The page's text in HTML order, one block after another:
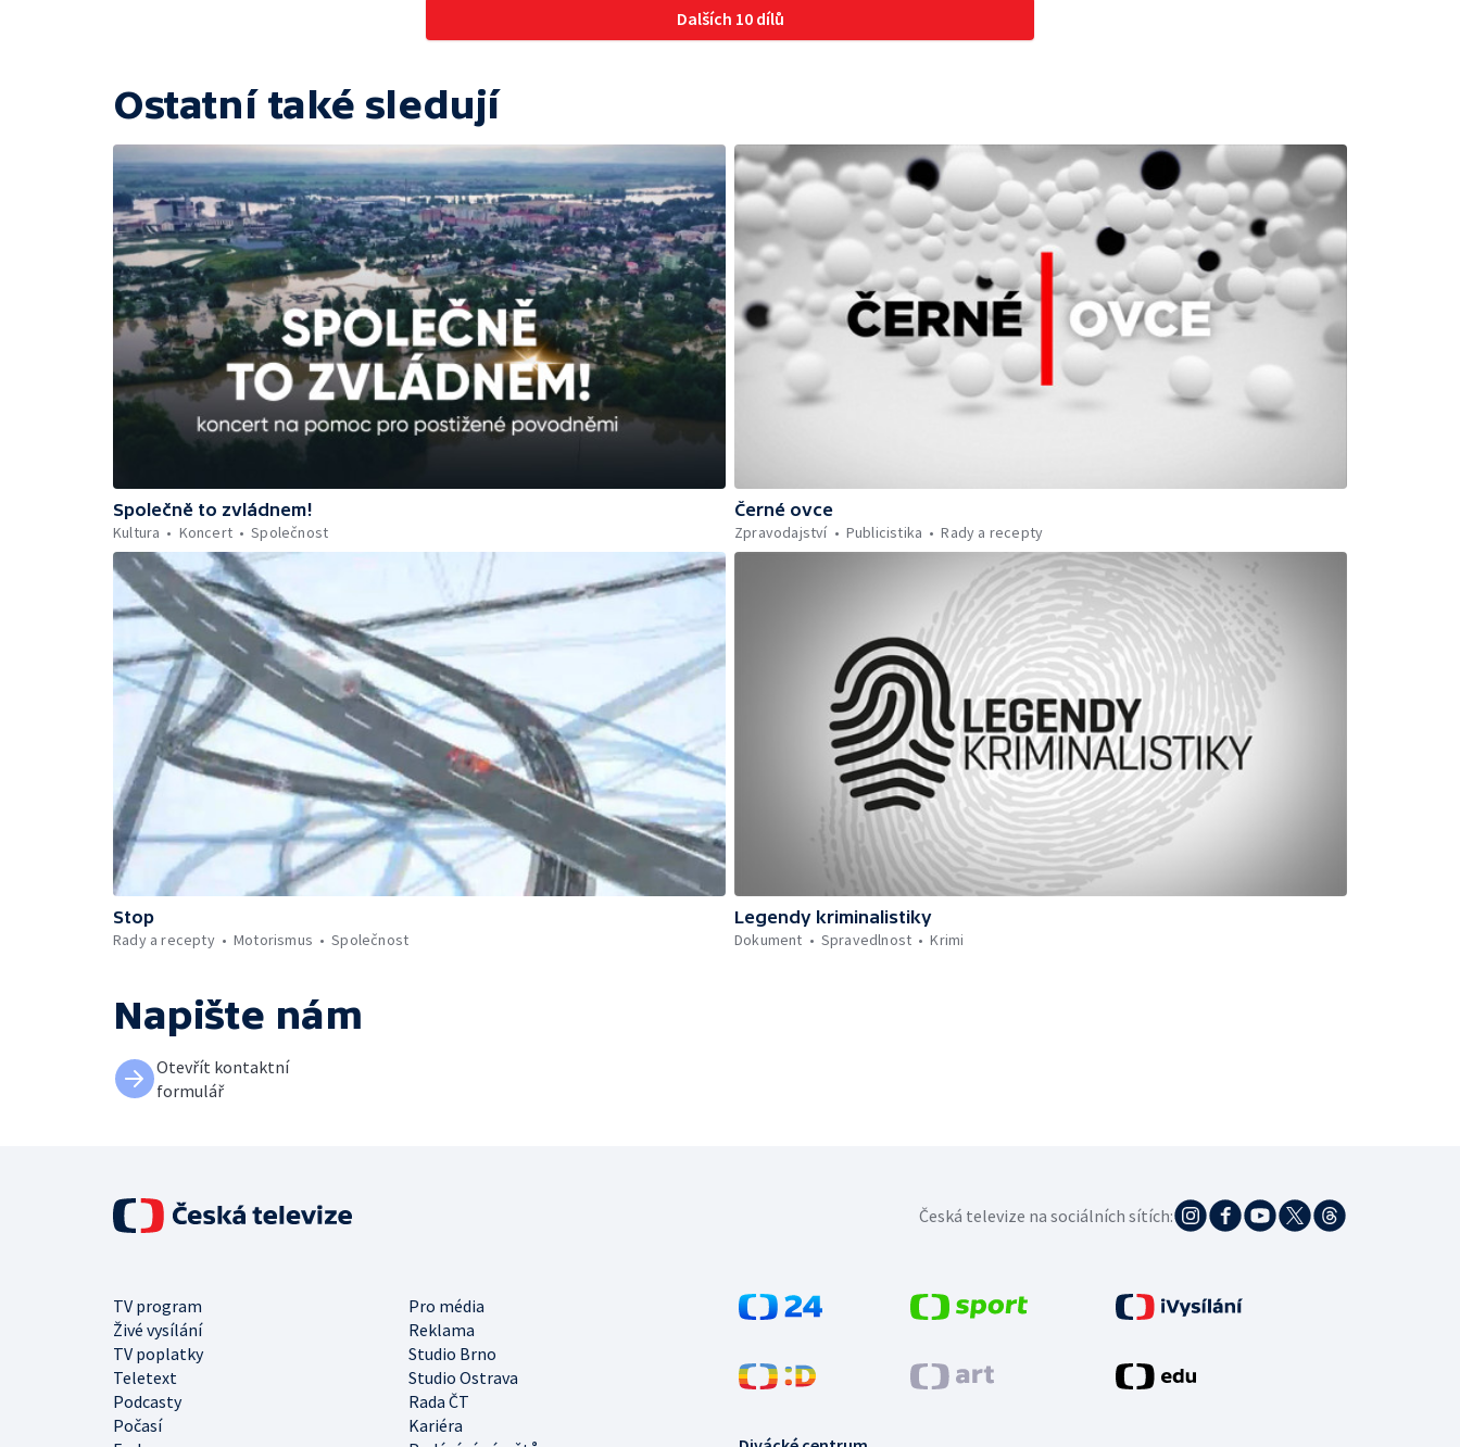
Dalších 10 dílů
Ostatní také sledují
Společně to zvládnem!
Kultura
Koncert Společnost
Černé ovce
Zpravodajství
Publicistika Rady a recepty
Stop
Rady a recepty
Motorismus Společnost
Legendy kriminalistiky
Dokument
Spravedlnost Krimi
Napište nám
Otevřít kontaktní
formulář
TV program
Pro média
Živé vysílání
Reklama
TV poplatky
Studio Brno
Teletext
Studio Ostrava
Podcasty
Rada ČT
Počasí
Kariéra
Česká televize na sociálních sítích: